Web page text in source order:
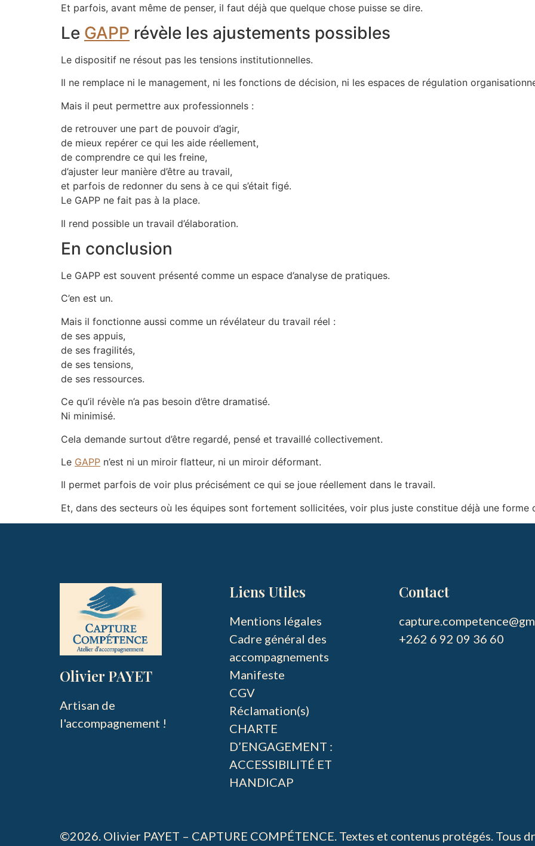
Et parfois, avant même de penser, il faut déjà que quelque chose puisse se dire.
Le GAPP révèle les ajustements possibles
Le dispositif ne résout pas les tensions institutionnelles.
Il ne remplace ni le management, ni les fonctions de décision, ni les espaces de régulation
Mais il peut permettre aux professionnels :
de retrouver une part de pouvoir d’agir,
de mieux repérer ce qui les aide réellement,
de comprendre ce qui les freine,
d’ajuster leur manière d’être au travail,
et parfois de redonner du sens à ce qui s’était figé.
Le GAPP ne fait pas à la place.
Il rend possible un travail d’élaboration.
En conclusion
Le GAPP est souvent présenté comme un espace d’analyse de pratiques.
C’en est un.
Mais il fonctionne aussi comme un révélateur du travail réel :
de ses appuis,
de ses fragilités,
de ses tensions,
de ses ressources.
Ce qu’il révèle n’a pas besoin d’être dramatisé.
Ni minimisé.
Cela demande surtout d’être regardé, pensé et travaillé collectivement.
Le GAPP n’est ni un miroir flatteur, ni un miroir déformant.
Il permet parfois de voir plus précisément ce qui se joue réellement dans le travail.
Et, dans des secteurs où les équipes sont fortement sollicitées, voir plus juste constitue déjà une forme
Olivier PAYET
Artisan de
l'accompagnement !
Liens Utiles
Mentions légales
Cadre général des
accompagnements
Manifeste
CGV
Réclamation(s)
CHARTE
D’ENGAGEMENT :
ACCESSIBILITÉ ET
HANDICAP
Contact
©2026. Olivier PAYET – CAPTURE COMPÉTENCE. Textes et contenus protégés. Tous